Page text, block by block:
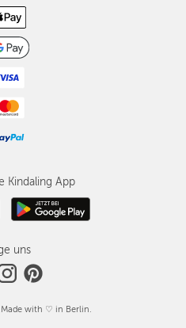
Kindaling App
uns
with ♡ in Berlin.